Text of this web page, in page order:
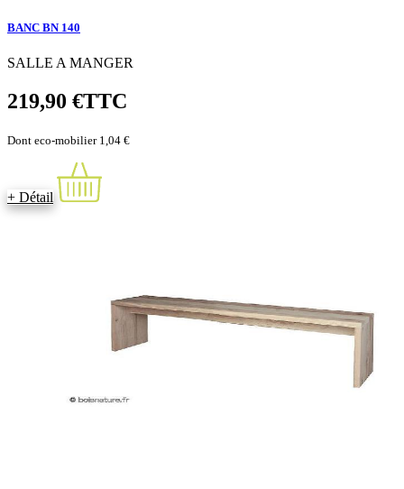
BANC BN 140
SALLE A MANGER
219,90 €TTC
Dont eco-mobilier 1,04 €
+ Détail